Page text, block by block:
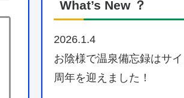
What’s New ？
2026.1.4
お陰様で温泉備忘録はサ
周年を迎えました！